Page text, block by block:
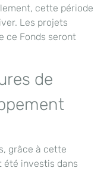
cette période
Les projets
ce Fonds seront
de
grâce à cette
été investis dans